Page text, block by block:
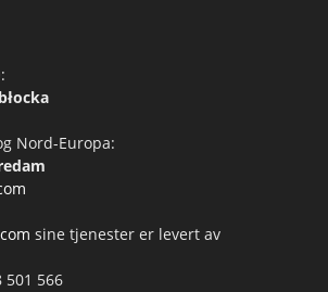
Nord-Europa:
sine tjenester er levert av
501 566